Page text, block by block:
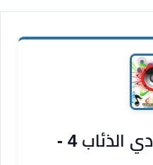
أغنية مسلسل وادي الذئاب 4 -